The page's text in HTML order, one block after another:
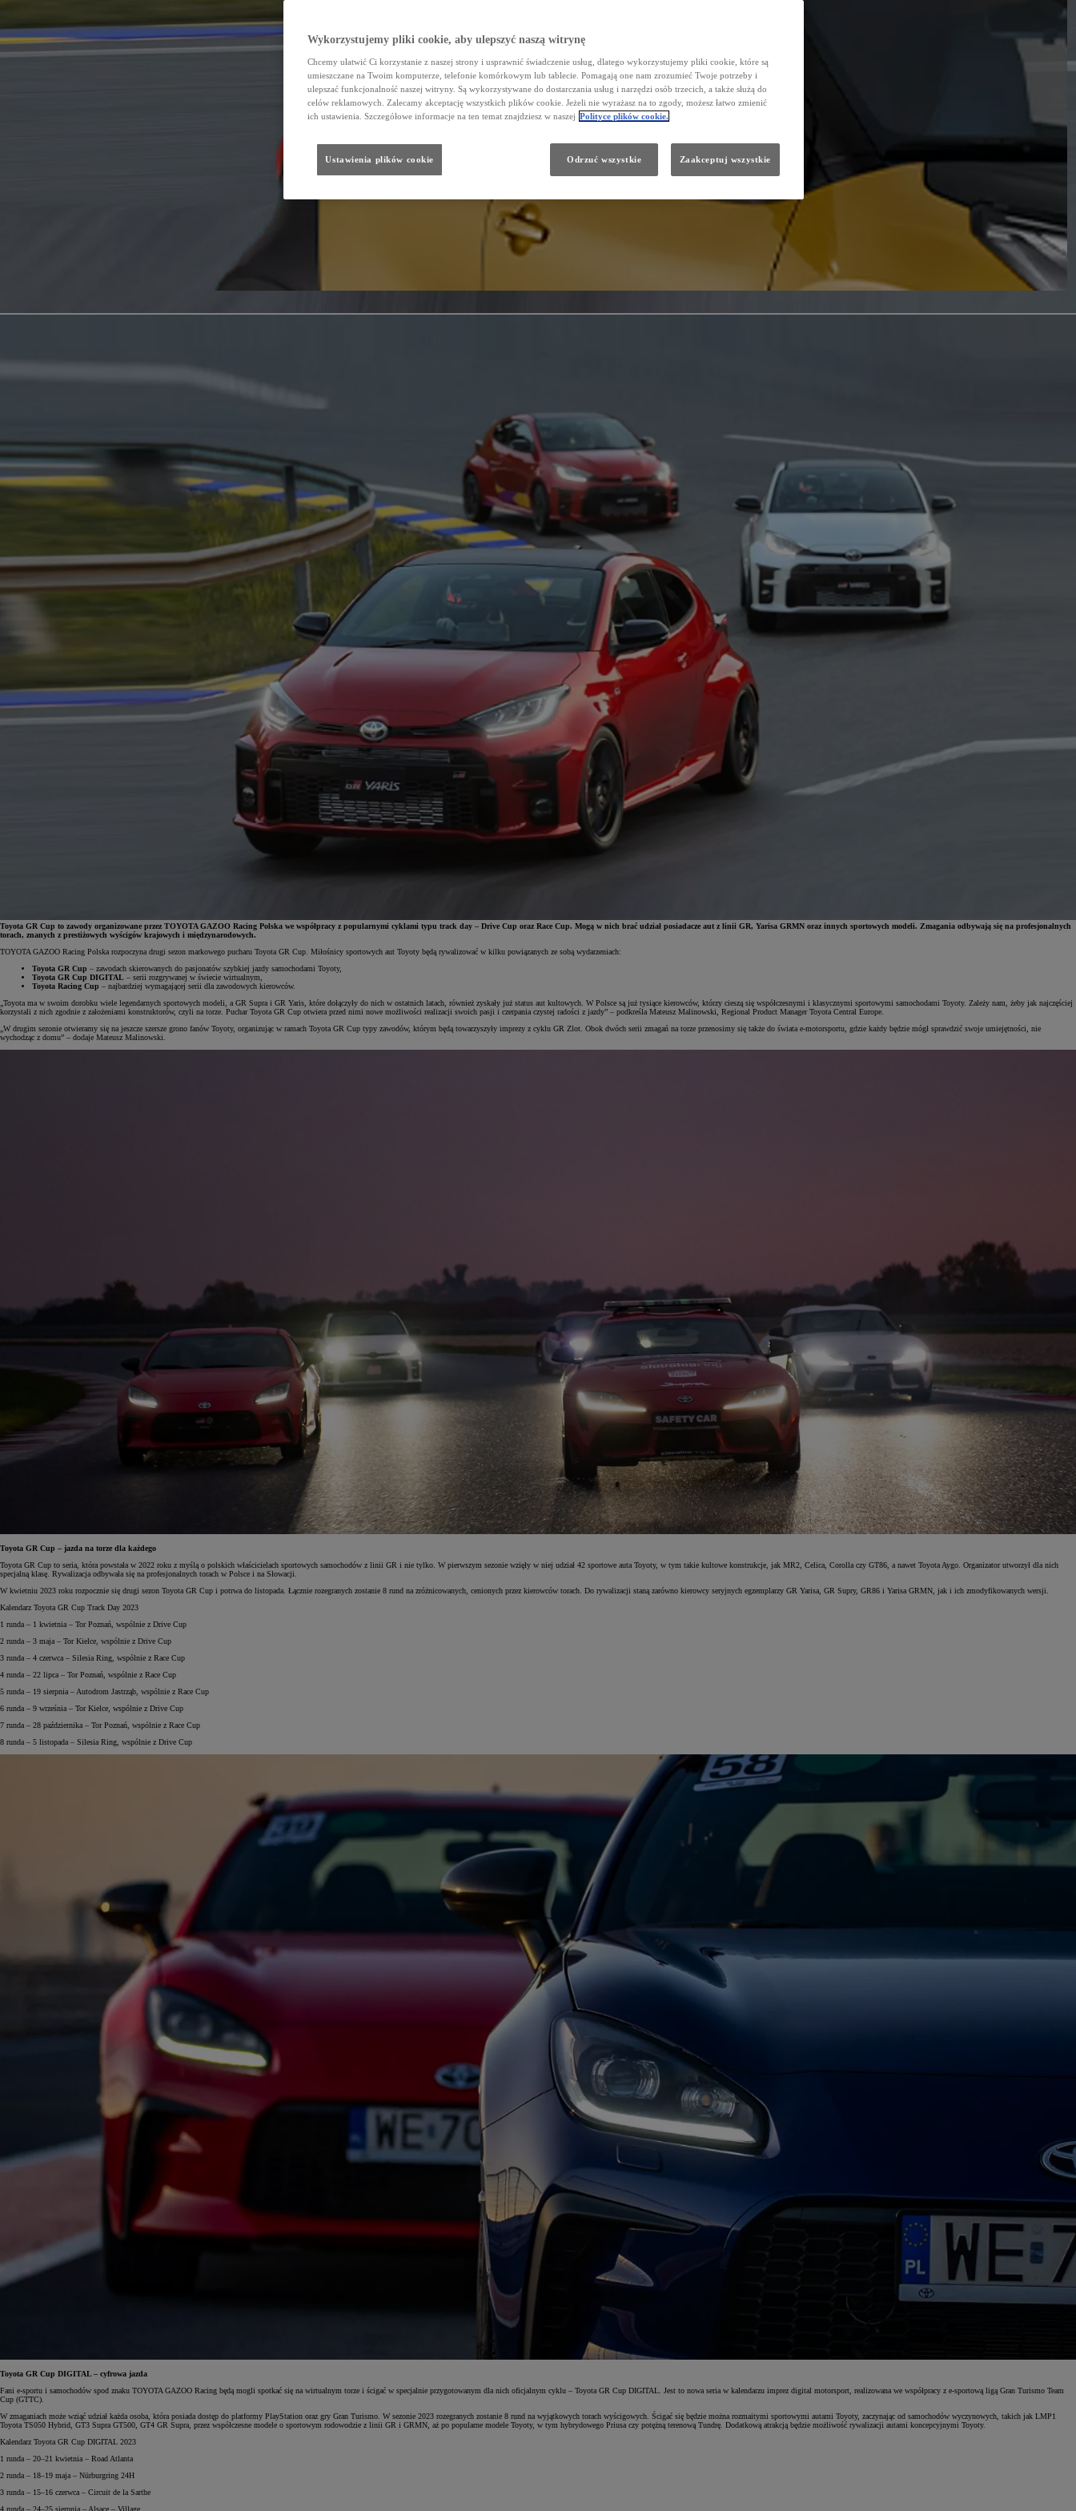
Od81 900 zł
Yaris Cross
HYBRID
Corolla Hatchback
HYBRID
Toyota GR Cup to zawody organizowane przez TOYOTA GAZOO Racing Polska we współpracy z popularnymi cyklami typu track day – Drive Cup oraz Race Cup. Mogą w nich brać udział posiadacze aut z linii GR, Yarisa GRMN oraz innych sportowych modeli. Zmagania odbywają się na profesjonalnych
torach, znanych z prestiżowych wyścigów krajowych i międzynarodowych.
TOYOTA GAZOO Racing Polska rozpoczyna drugi sezon markowego pucharu Toyota GR Cup. Miłośnicy sportowych aut Toyoty będą rywalizować w kilku powiązanych ze sobą wydarzeniach:
Toyota GR Cup – zawodach skierowanych do pasjonatów szybkiej jazdy samochodami Toyoty,
Toyota GR Cup DIGITAL – serii rozgrywanej w świecie wirtualnym,
Toyota Racing Cup – najbardziej wymagającej serii dla zawodowych kierowców.
„Toyota ma w swoim dorobku wiele legendarnych sportowych modeli, a GR Supra i GR Yaris, które dołączyły do nich w ostatnich latach, również zyskały już status aut kultowych. W Polsce są już tysiące kierowców, którzy cieszą się współczesnymi i klasycznymi sportowymi samochodami Toyoty. Zależy nam, żeby jak najczęściej
korzystali z nich zgodnie z założeniami konstruktorów, czyli na torze. Puchar Toyota GR Cup otwiera przed nimi nowe możliwości realizacji swoich pasji i czerpania czystej radości z jazdy” – podkreśla Mateusz Malinowski, Regional Product Manager Toyota Central Europe.
„W drugim sezonie otwieramy się na jeszcze szersze grono fanów Toyoty, organizując w ramach Toyota GR Cup typy zawodów, którym będą towarzyszyły imprezy z cyklu GR Zlot. Obok dwóch serii zmagań na torze przenosimy się także do świata e-motorsportu, gdzie każdy będzie mógł sprawdzić swoje umiejętności, nie
wychodząc z domu” – dodaje Mateusz Malinowski.
Toyota GR Cup – jazda na torze dla każdego
Toyota GR Cup to seria, która powstała w 2022 roku z myślą o polskich właścicielach sportowych samochodów z linii GR i nie tylko. W pierwszym sezonie wzięły w niej udział 42 sportowe auta Toyoty, w tym takie kultowe konstrukcje, jak MR2, Celica, Corolla czy GT86, a nawet Toyota Aygo. Organizator utworzył dla nich
specjalną klasę. Rywalizacja odbywała się na profesjonalnych torach w Polsce i na Słowacji.
W kwietniu 2023 roku rozpocznie się drugi sezon Toyota GR Cup i potrwa do listopada. Łącznie rozegranych zostanie 8 rund na zróżnicowanych, cenionych przez kierowców torach. Do rywalizacji staną zarówno kierowcy seryjnych egzemplarzy GR Yarisa, GR Supry, GR86 i Yarisa GRMN, jak i ich zmodyfikowanych wersji.
Kalendarz Toyota GR Cup Track Day 2023
1 runda – 1 kwietnia – Tor Poznań, wspólnie z Drive Cup
2 runda – 3 maja – Tor Kielce, wspólnie z Drive Cup
3 runda – 4 czerwca – Silesia Ring, wspólnie z Race Cup
4 runda – 22 lipca – Tor Poznań, wspólnie z Race Cup
5 runda – 19 sierpnia – Autodrom Jastrząb, wspólnie z Race Cup
6 runda – 9 września – Tor Kielce, wspólnie z Drive Cup
7 runda – 28 października – Tor Poznań, wspólnie z Race Cup
8 runda – 5 listopada – Silesia Ring, wspólnie z Drive Cup
Toyota GR Cup DIGITAL – cyfrowa jazda
Fani e-sportu i samochodów spod znaku TOYOTA GAZOO Racing będą mogli spotkać się na wirtualnym torze i ścigać w specjalnie przygotowanym dla nich oficjalnym cyklu – Toyota GR Cup DIGITAL. Jest to nowa seria w kalendarzu imprez digital motorsport, realizowana we współpracy z e-sportową ligą Gran Turismo Team
Cup (GTTC).
W zmaganiach może wziąć udział każda osoba, która posiada dostęp do platformy PlayStation oraz gry Gran Turismo. W sezonie 2023 rozegranych zostanie 8 rund na wyjątkowych torach wyścigowych. Ścigać się będzie można rozmaitymi sportowymi autami Toyoty, zaczynając od samochodów wyczynowych, takich jak LMP1
Toyota TS050 Hybrid, GT3 Supra GT500, GT4 GR Supra, przez współczesne modele o sportowym rodowodzie z linii GR i GRMN, aż po popularne modele Toyoty, w tym hybrydowego Priusa czy potężną terenową Tundrę. Dodatkową atrakcją będzie możliwość rywalizacji autami koncepcyjnymi Toyoty.
Kalendarz Toyota GR Cup DIGITAL 2023
1 runda – 20–21 kwietnia – Road Atlanta
2 runda – 18–19 maja – Nürburgring 24H
3 runda – 15–16 czerwca – Circuit de la Sarthe
4 runda – 24–25 sierpnia – Alsace – Village
Wykorzystujemy pliki cookie, aby ulepszyć naszą witrynę
Chcemy ułatwić Ci korzystanie z naszej strony i usprawnić świadczenie usług, dlatego wykorzystujemy pliki cookie, które są
umieszczane na Twoim komputerze, telefonie komórkowym lub tablecie. Pomagają one nam zrozumieć Twoje potrzeby i
ulepszać funkcjonalność naszej witryny. Są wykorzystywane do dostarczania usług i narzędzi osób trzecich, a także służą do
celów reklamowych. Zalecamy akceptację wszystkich plików cookie. Jeżeli nie wyrażasz na to zgody, możesz łatwo zmienić
ich ustawienia. Szczegółowe informacje na ten temat znajdziesz w naszej Polityce plików cookie.
Ustawienia plików cookie Odrzuć wszystkie Zaakceptuj wszystkie